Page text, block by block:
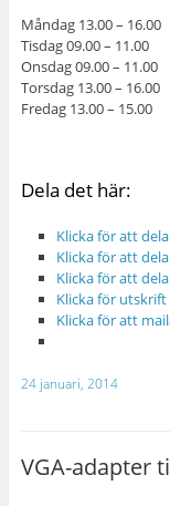
Måndag 13.00 – 16.00
Tisdag 09.00 – 11.00
Onsdag 09.00 – 11.00
Torsdag 13.00 – 16.00
Fredag 13.00 – 15.00
Dela det här:
Klicka för att
Klicka för att
Klicka för att
Klicka för
Klicka för att
24 januari, 2014
VGA-adapter